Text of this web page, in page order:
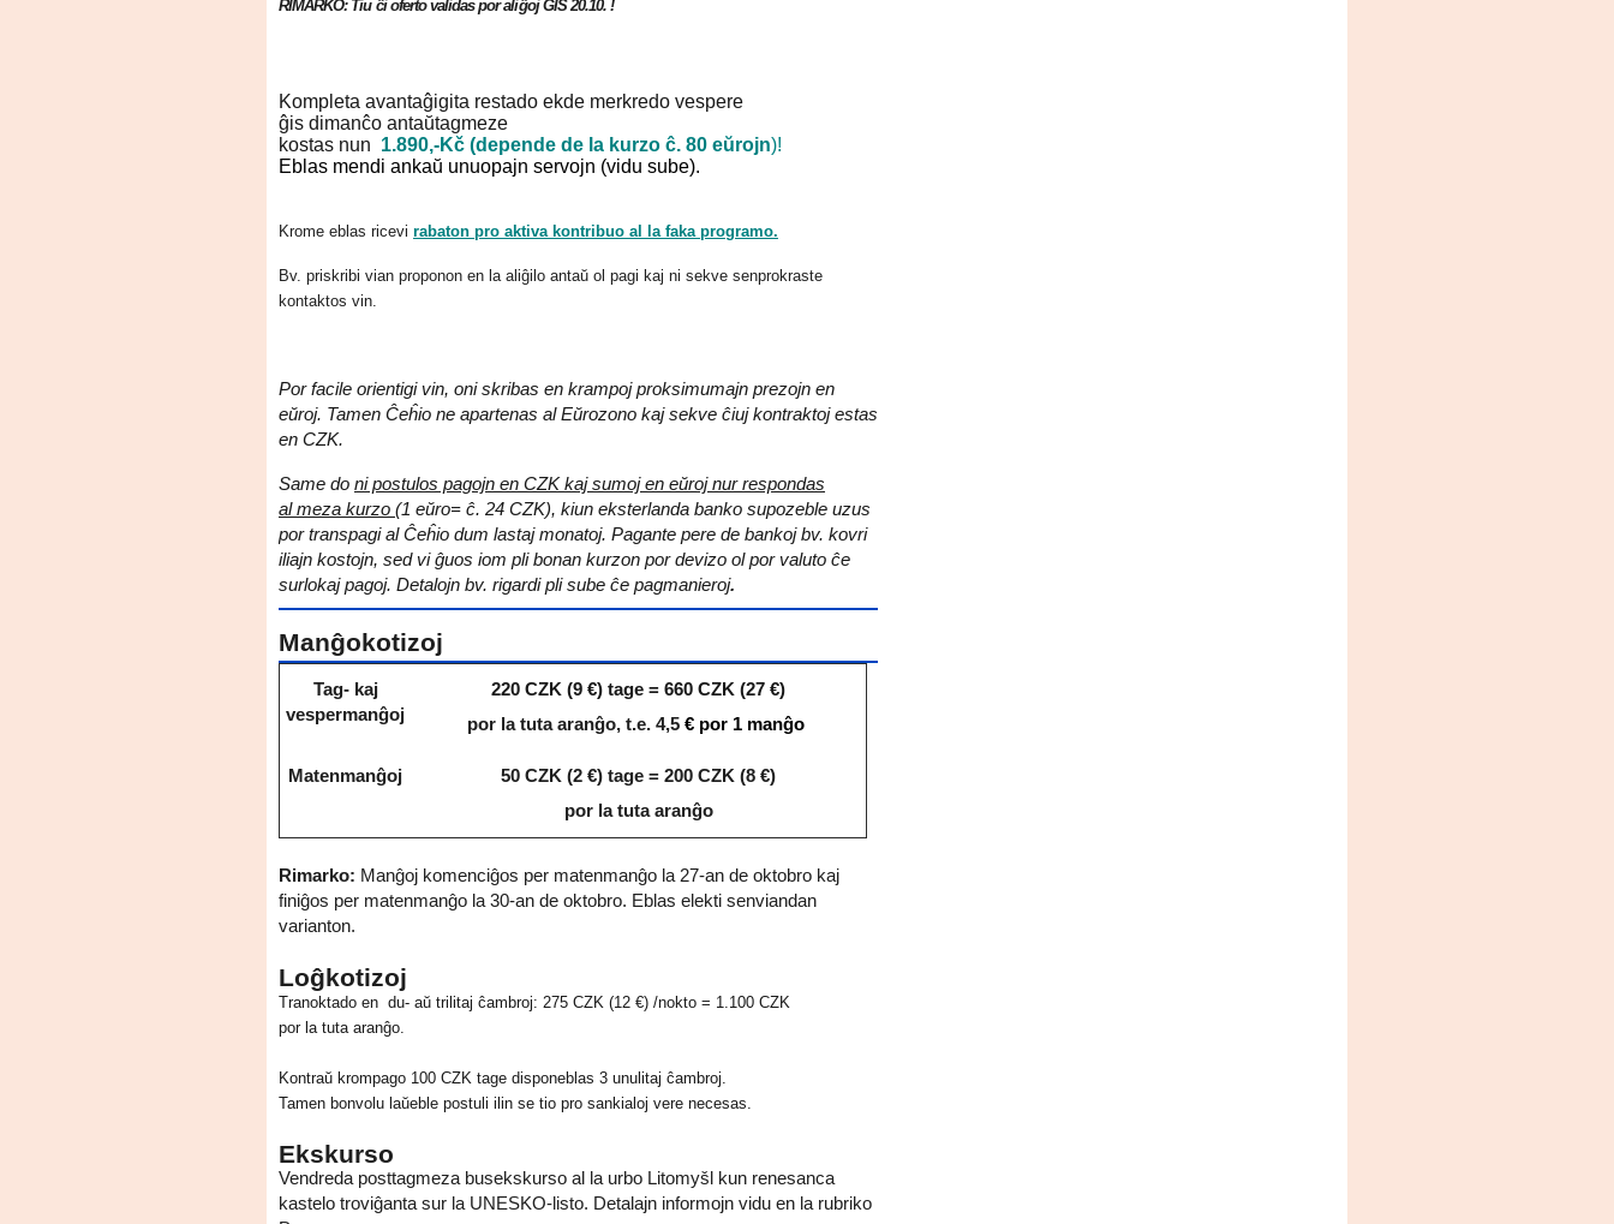
RIMARKO: Tiu ĉi oferto validas por aliĝoj ĜIS 20.10. !
Kompleta avantaĝigita restado ekde merkredo vespere
ĝis dimanĉo antaŭtagmeze
kostas nun 1.890,-Kč (depende de la kurzo ĉ. 80 eŭrojn)!
Eblas mendi ankaŭ unuopajn servojn (vidu sube).
Krome eblas ricevi rabaton pro aktiva kontribuo al la faka programo.
Bv. priskribi vian proponon en la aliĝilo antaŭ ol pagi kaj ni sekve senprokraste
kontaktos vin.
Por facile orientigi vin, oni skribas en krampoj proksimumajn prezojn en
eŭroj. Tamen Ĉeĥio ne apartenas al Eŭrozono kaj sekve ĉiuj kontraktoj estas
en CZK.
Same do ni postulos pagojn en CZK kaj sumoj en eŭroj nur respondas
al meza kurzo (1 eŭro= ĉ. 24 CZK), kiun eksterlanda banko supozeble uzus
por transpagi al Ĉeĥio dum lastaj monatoj. Pagante pere de bankoj bv. kovri
iliajn kostojn, sed vi ĝuos iom pli bonan kurzon por devizo ol por valuto ĉe
surlokaj pagoj. Detalojn bv. rigardi pli sube ĉe pagmanieroj.
Manĝokotizoj
Tag- kaj
vespermanĝoj
220 CZK (9 €) tage = 660 CZK (27 €)
por la tuta aranĝo, t.e. 4,5 € por 1 manĝo
Matenmanĝoj
50 CZK (2 €) tage = 200 CZK (8 €)
por la tuta aranĝo
Rimarko: Manĝoj komenciĝos per matenmanĝo la 27-an de oktobro kaj
finiĝos per matenmanĝo la 30-an de oktobro. Eblas elekti senviandan
varianton.
Loĝkotizoj
Tranoktado en du- aŭ trilitaj ĉambroj: 275 CZK (12 €) /nokto = 1.100 CZK
por la tuta aranĝo.
Kontraŭ krompago 100 CZK tage disponeblas 3 unulitaj ĉambroj.
Tamen bonvolu laŭeble postuli ilin se tio pro sankialoj vere necesas.
Ekskurso
Vendreda posttagmeza busekskurso al la urbo Litomyšl kun renesanca
kastelo troviĝanta sur la UNESKO-listo. Detalajn informojn vidu en la rubriko